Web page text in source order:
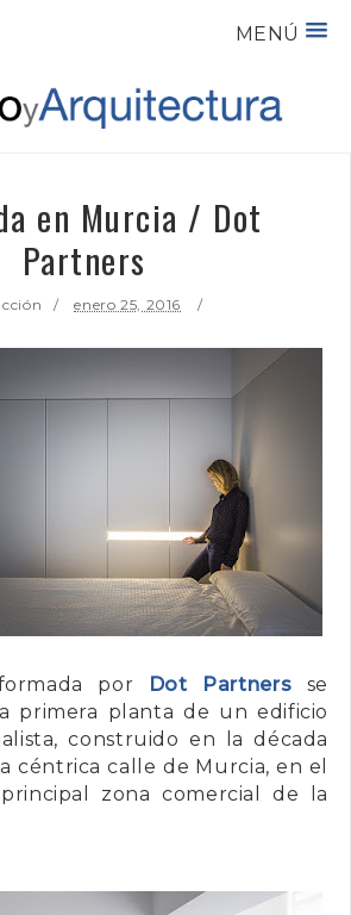
MENÚ
en Murcia / Dot
Partners
enero 25, 2016
por Dot Partners se
primera planta de un edificio
construido en la década
céntrica calle de Murcia, en el
zona comercial de la